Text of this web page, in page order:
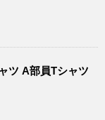
ツ A部員Tシャツ